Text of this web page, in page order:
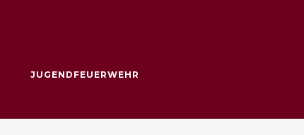
JUGENDFEUERWEHR